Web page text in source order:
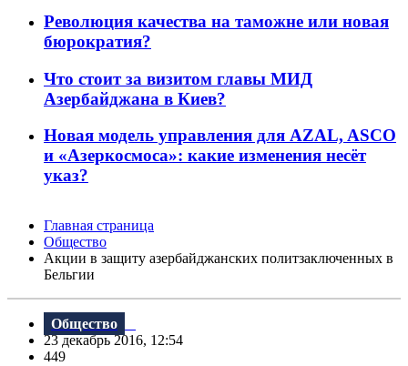
Революция качества на таможне или новая
бюрократия?
Что стоит за визитом главы МИД
Азербайджана в Киев?
Новая модель управления для AZAL, ASCO
и «Азеркосмоса»: какие изменения несёт
указ?
Главная страница
Общество
Акции в защиту азербайджанских политзаключенных в
Бельгии
Общество
23 декабрь 2016, 12:54
449